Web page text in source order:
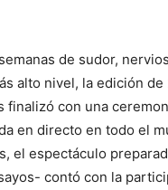
de sudor,
alto nivel, la edición
finalizó con una
en directo en todo el
el espectáculo
contó con la